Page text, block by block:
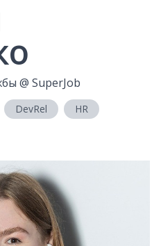
@ SuperJob
DevRel
HR